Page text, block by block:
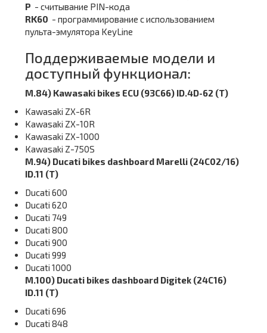
P - считывание PIN-кода
RK60 - программирование с использованием
пульта-эмулятора KeyLine
Поддерживаемые модели и
доступный функционал:
M.84) Kawasaki bikes ECU (93C66) ID.4D-62 (T)
Kawasaki ZX-6R
Kawasaki ZX-10R
Kawasaki ZX-1000
Kawasaki Z-750S
M.94) Ducati bikes dashboard Marelli (24C02/16)
ID.11 (T)
Ducati 600
Ducati 620
Ducati 749
Ducati 800
Ducati 900
Ducati 999
Ducati 1000
M.100) Ducati bikes dashboard Digitek (24C16)
ID.11 (T)
Ducati 696
Ducati 848